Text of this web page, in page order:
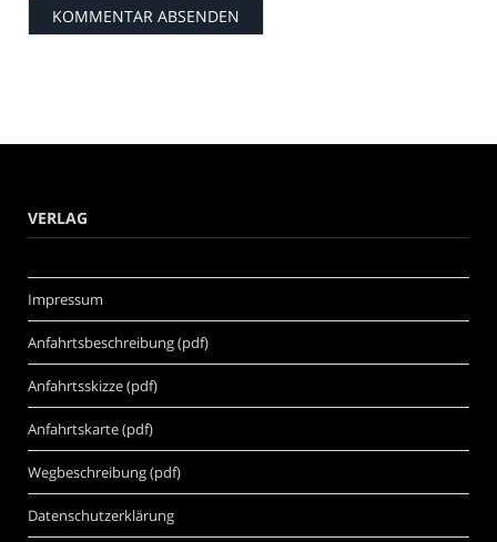
VERLAG
Impressum
Anfahrtsbeschreibung (pdf)
Anfahrtsskizze (pdf)
Anfahrtskarte (pdf)
Wegbeschreibung (pdf)
Datenschutzerklärung